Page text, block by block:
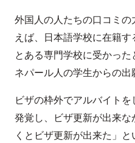
外国人の人たちの口コミ
えば、日本語学校に在籍す
とある専門学校に受かっ
ネパール人の学生からの出
ビザの枠外でアルバイト
発覚し、ビザ更新が出来
くとビザ更新が出来た」